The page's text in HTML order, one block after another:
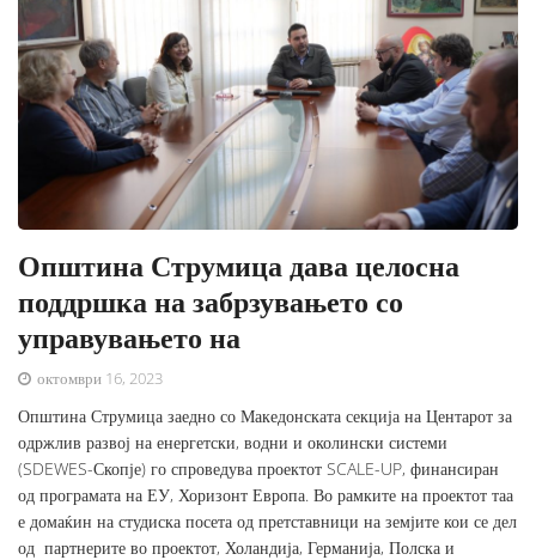
Општина Струмица дава целосна
поддршка на забрзувањето со
управувањето на
октомври 16, 2023
Општина Струмица заедно со Македонската секција на Центарот за
одржлив развој на енергетски, водни и околински системи
(SDEWES-Скопје) го спроведува проектот SCALE-UP, финансиран
од програмата на ЕУ, Хоризонт Европа. Во рамките на проектот таа
е домаќин на студиска посета од претставници на земјите кои се дел
од партнерите во проектот, Холандија, Германија, Полска и